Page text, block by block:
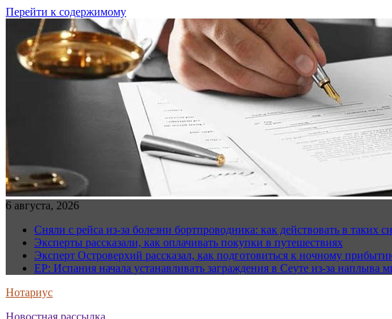
Перейти к содержимому
6 августа, 2026
Сняли с рейса из-за болезни бортпроводника: как действовать в таких
Эксперты рассказали, как оплачивать покупки в путешествиях
Эксперт Островерхий рассказал, как подготовиться к ночному
EP: Испания начала устанавливать заграждения в Сеуте из-за наплыва
Нотариус
Новостная рассылка